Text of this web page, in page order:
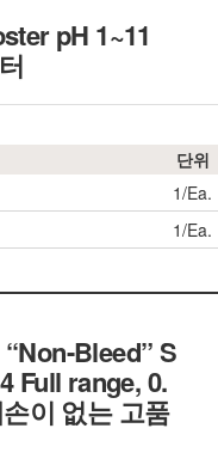
pH 1~11
단위
1/Ea.
1/Ea.
Bleed” S
Full range, 0.
이 없는 고품